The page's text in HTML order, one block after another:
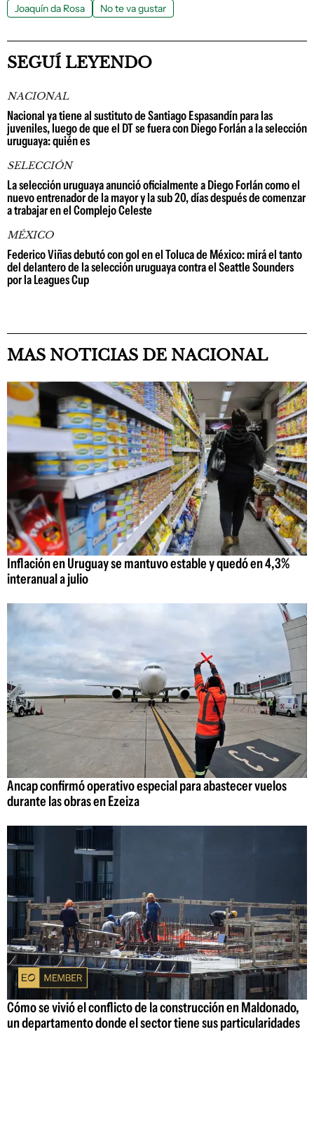
Joaquín da Rosa
No te va gustar
SEGUÍ LEYENDO
NACIONAL
Nacional ya tiene al sustituto de Santiago Espasandín para las
juveniles, luego de que el DT se fuera con Diego Forlán a la selección
uruguaya: quién es
SELECCIÓN
La selección uruguaya anunció oficialmente a Diego Forlán como el
nuevo entrenador de la mayor y la sub 20, días después de comenzar
a trabajar en el Complejo Celeste
MÉXICO
Federico Viñas debutó con gol en el Toluca de México: mirá el tanto
del delantero de la selección uruguaya contra el Seattle Sounders
por la Leagues Cup
MAS NOTICIAS DE NACIONAL
Inflación en Uruguay se mantuvo estable y quedó en 4,3%
interanual a julio
Ancap confirmó operativo especial para abastecer vuelos
durante las obras en Ezeiza
Cómo se vivió el conflicto de la construcción en Maldonado,
un departamento donde el sector tiene sus particularidades